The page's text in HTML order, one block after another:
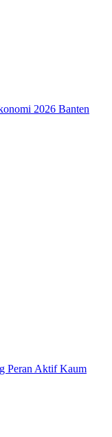
2026 Banten
Peran Aktif Kaum